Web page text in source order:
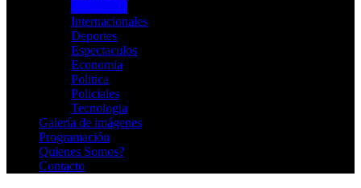
Internacionales
Deportes
Espectaculos
Economia
Politica
Policiales
Tecnologia
Galería de imágenes
Programación
Quienes Somos?
Contacto